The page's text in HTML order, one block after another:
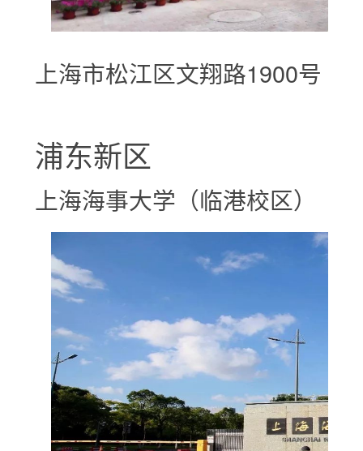
上海市松江区文翔路1900号
浦东新区
上海海事大学（临港校区）